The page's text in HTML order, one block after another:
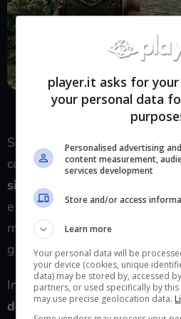
Immaginate cosa sarebbe
un’esclusiva: avrebbe avuto lo
Sempre all’interno
come per luil’obiettivo
sia sfruttare nel miglior
e il suo potenziale, che
masse di giocatori possano
giochi proposti col minimo
Infine,Howard si è detto
dell’acquisizione, che non si
player.it asks for
your personal data
Personalised advertising
content measurement,
services development
Store and/or access
Learn more
Your personal data will be
your device (cookies, unique
data) may be stored by, accessed
partners, or used specifically by
may use precise geolocation data.